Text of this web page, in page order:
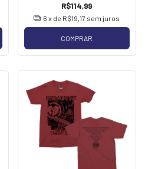
R$114,99
6 x de R$19,17 sem juros
COMPRAR